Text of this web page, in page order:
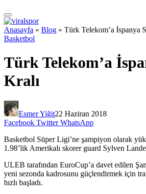
Anasayfa » Blog » Türk Telekom’a İspanya
Basketbol
Türk Telekom’a
Kralı
Esmer Yiğit22 Haziran 2018
Facebook Twitter WhatsApp
Basketbol Süper Ligi’ne şampiyon olarak
1.98’lik Amerikalı skorer guard Sylven
ULEB tarafından EuroCup’a davet edilen
yeni sezonda kadrosunu güçlendirmek için
hızlı başladı.